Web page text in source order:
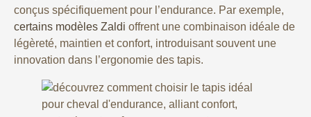
conçus spécifiquement pour l’endurance. Par exemple,
certains modèles Zaldi offrent une combinaison idéale de
légèreté, maintien et confort, introduisant souvent une
innovation dans l’ergonomie des tapis.